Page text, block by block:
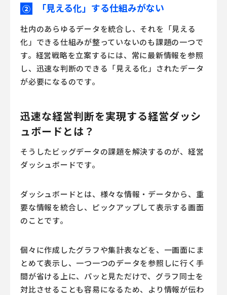
② 「見える化」する仕組みがない
社内のあらゆるデータを統合し、それを「見える
化」できる仕組みが整っていないのも課題の一つで
す。経営戦略を立案するには、常に最新情報を参照
し、迅速な判断のできる「見える化」されたデータ
が必要になるのです。
迅速な経営判断を実現する経営ダッシ
ュボードとは？
そうしたビッグデータの課題を解決するのが、経営
ダッシュボードです。
ダッシュボードとは、様々な情報・データから、重
要な情報を統合し、ピックアップして表示する画面
のことです。
個々に作成したグラフや集計表などを、一画面にま
とめて表示し、一つ一つのデータを参照しに行く手
間が省ける上に、パッと見ただけで、グラフ同士を
対比させることも容易になるため、より情報が伝わ